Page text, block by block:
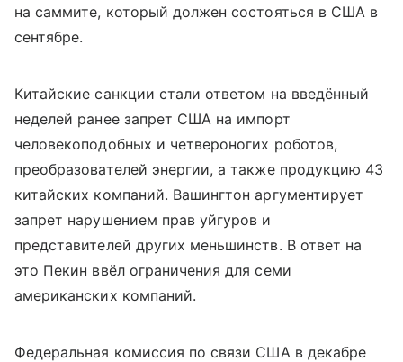
на саммите, который должен состояться в США в
сентябре.
Китайские санкции стали ответом на введённый
неделей ранее запрет США на импорт
человекоподобных и четвероногих роботов,
преобразователей энергии, а также продукцию 43
китайских компаний. Вашингтон аргументирует
запрет нарушением прав уйгуров и
представителей других меньшинств. В ответ на
это Пекин ввёл ограничения для семи
американских компаний.
Федеральная комиссия по связи США в декабре